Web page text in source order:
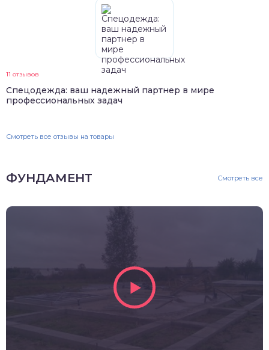
11 отзывов
Спецодежда: ваш надежный партнер в мире
профессиональных задач
Смотреть все отзывы на товары
ФУНДАМЕНТ Смотреть все